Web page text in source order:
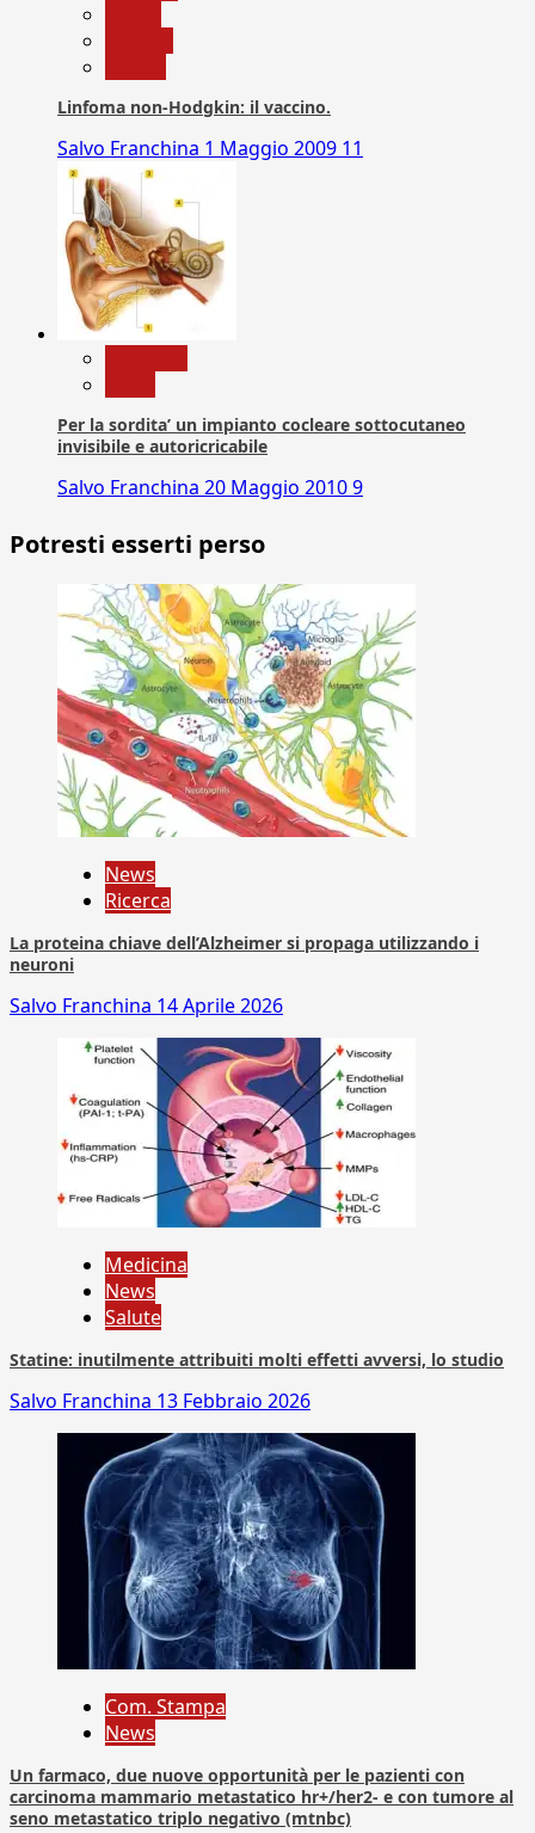
Linfoma non-Hodgkin: il vaccino.
Salvo Franchina 1 Maggio 2009 11
Per la sordita’ un impianto cocleare sottocutaneo
invisibile e autoricricabile
Salvo Franchina 20 Maggio 20109
Potresti esserti perso
News
Ricerca
La proteina chiave dell’Alzheimer si propaga utilizzando i
neuroni
Salvo Franchina 14 Aprile 2026
Medicina
News
Salute
Statine: inutilmente attribuiti molti effetti avversi, lo studio
Salvo Franchina 13 Febbraio 2026
Com. Stampa
News
Un farmaco, due nuove opportunità per le pazienti con
carcinoma mammario metastatico hr+/her2- e con tumore al
seno metastatico triplo negativo (mtnbc)